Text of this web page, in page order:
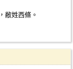
敝姓西條。